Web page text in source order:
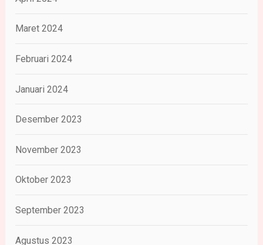
Maret 2024
Februari 2024
Januari 2024
Desember 2023
November 2023
Oktober 2023
September 2023
Agustus 2023